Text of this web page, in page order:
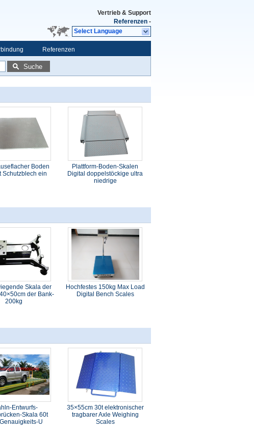
Vertrieb & Support
Referenzen -
Select Language
Referenzen
Suche
Boden
Schutzblech ein
Plattform-Boden-Skalen
Digital doppelstöckige ultra
niedrige
Skala der
der Bank-
200kg
Hochfestes 150kg Max Load
Digital Bench Scales
Entwurfs-
Skala 60t
U
35×55cm 30t elektronischer
tragbarer Axle Weighing
Scales